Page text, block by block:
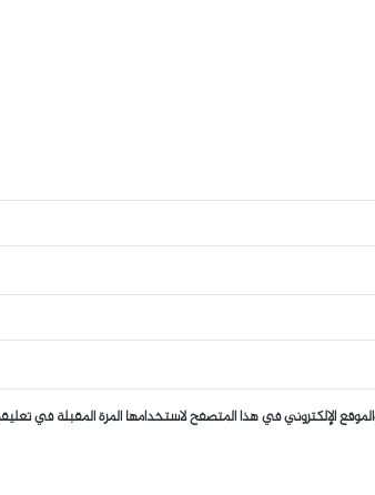
الإلكتروني في هذا المتصفح لاستخدامها المرة المقبلة في